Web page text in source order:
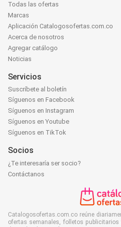
Todas las ofertas
Marcas
Aplicación Catalogosofertas.com.co
Acerca de nosotros
Agregar catálogo
Noticias
Servicios
Suscríbete al boletín
Síguenos en Facebook
Síguenos en Instagram
Síguenos en Youtube
Síguenos en TikTok
Socios
¿Te interesaría ser socio?
Contáctanos
Catalogosofertas.com.co reúne
ofertas semanales, folletos